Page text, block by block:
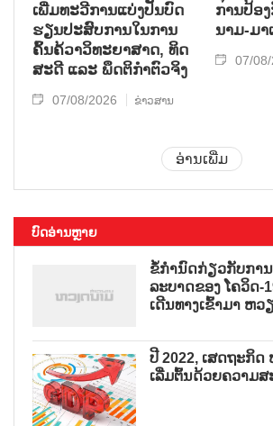
ເພີ່ມ​ທະ​ວີ​ການ​ແບ່​ງ​ປັນ​ບົດ​
ຮຽນ​ປະ​ສົບ​ການ​ໃນ​ການ​
ຄົ້ນ​ຄ້​ວາ​ວິ​ທະ​ຍາ​ສາດ, ທິດ​
ສະ​ດີ ແລະ ພຶດ​ຕິ​ກຳຕົວ​ຈິງ
07/08/2026 ຂ່າວສານ
ການ​ປ້ອ
ນາມ-ມາ​
07/
ອ່ານເພີ່ມ
ບົດອ່ານຫຼາຍ
ຂໍ້ກຳນົດກ່ຽວກັບກາ
ລະບາດຂອງ ໂຄວິດ-
ເດີນທາງເຂົ້າມາ ຫວ
ປີ 2022, ເສດຖະກິ
ເລີ່ມຕົ້ນດ້ວຍຄວາມ